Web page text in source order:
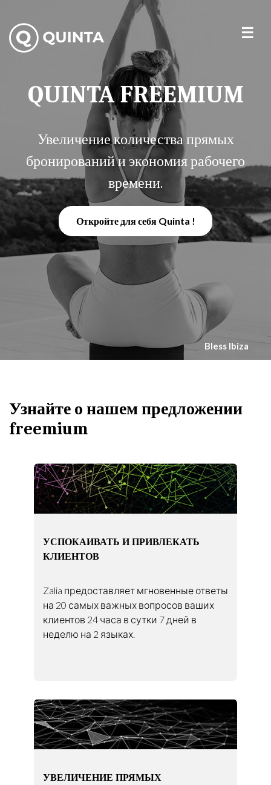
QUINTA FREEMIUM
Увеличение количества прямых
бронирований и экономия рабочего
времени.
Откройте для себя Quinta !
Bless Ibiza
Узнайте о нашем предложении
freemium
УСПОКАИВАТЬ И ПРИВЛЕКАТЬ
КЛИЕНТОВ
Zalia предоставляет мгновенные ответы
на 20 самых важных вопросов ваших
клиентов 24 часа в сутки 7 дней в
неделю на 2 языках.
УВЕЛИЧЕНИЕ ПРЯМЫХ